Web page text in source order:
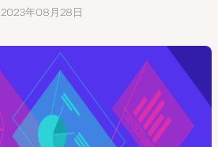
2023年08月28日